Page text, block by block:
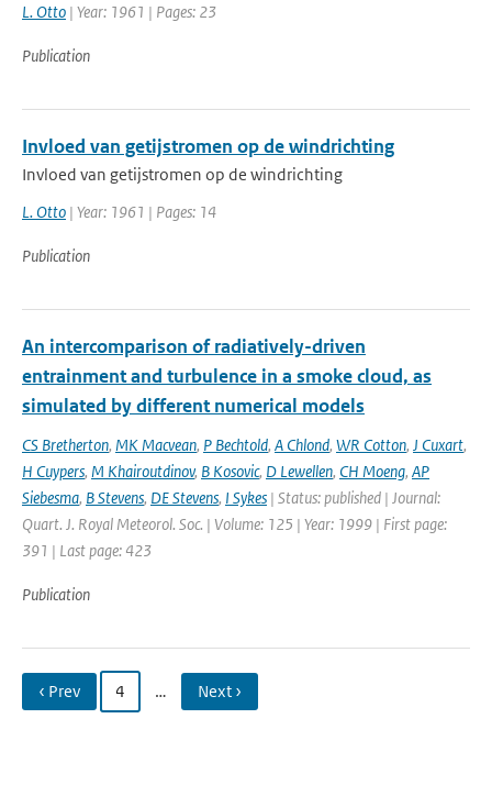
L. Otto | Year: 1961 | Pages: 23
Publication
Invloed van getijstromen op de windrichting
Invloed van getijstromen op de windrichting
L. Otto | Year: 1961 | Pages: 14
Publication
An intercomparison of radiatively-driven
entrainment and turbulence in a smoke cloud, as
simulated by different numerical models
CS Bretherton, MK Macvean, P Bechtold, A Chlond, WR Cotton, J Cuxart,
H Cuypers, M Khairoutdinov, B Kosovic, D Lewellen, CH Moeng, AP
Siebesma, B Stevens, DE Stevens, I Sykes | Status: published | Journal:
Quart. J. Royal Meteorol. Soc. | Volume: 125 | Year: 1999 | First page:
391 | Last page: 423
Publication
‹ Prev 4 … Next ›